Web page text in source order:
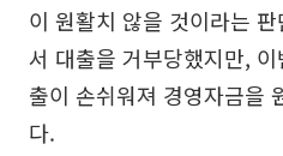
이 원활치 않을 것이라는
서 대출을 거부당했지만,
출이 손쉬워져 경영자금을
다.